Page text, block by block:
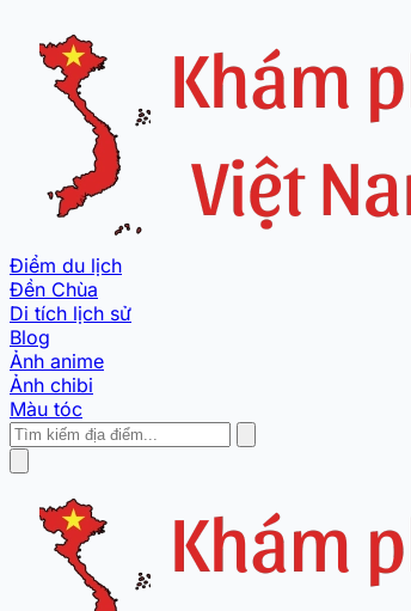
Điểm du lịch
Đền Chùa
Di tích lịch sử
Blog
Ảnh anime
Ảnh chibi
Màu tóc